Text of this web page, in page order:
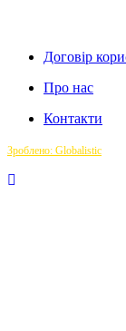
Договір
Про нас
Контакти
Зроблено: Globalistic